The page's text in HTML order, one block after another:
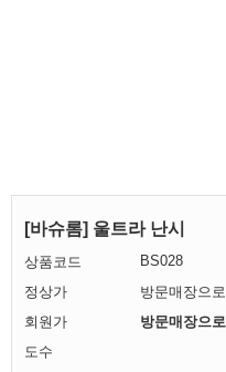
[바슈롬] 울트라 난시
상품코드
BS028
정상가
방문매장으
회원가
방문매장으
도수